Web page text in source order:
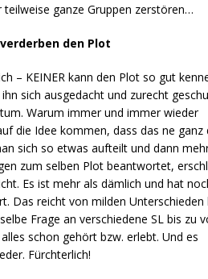
teilweise ganze Gruppen zerstören…
den Plot
– KEINER kann den Plot so gut
sich ausgedacht und zurecht
Warum immer und immer wieder
die Idee kommen, dass das ne ganz
sich so etwas aufteilt und dann
zum selben Plot beantwortet,
Es ist mehr als dämlich und hat
Das reicht von milden Unterschieden
Frage an verschiedene SL bis zu
schon gehört bzw. erlebt. Und es
Fürchterlich!